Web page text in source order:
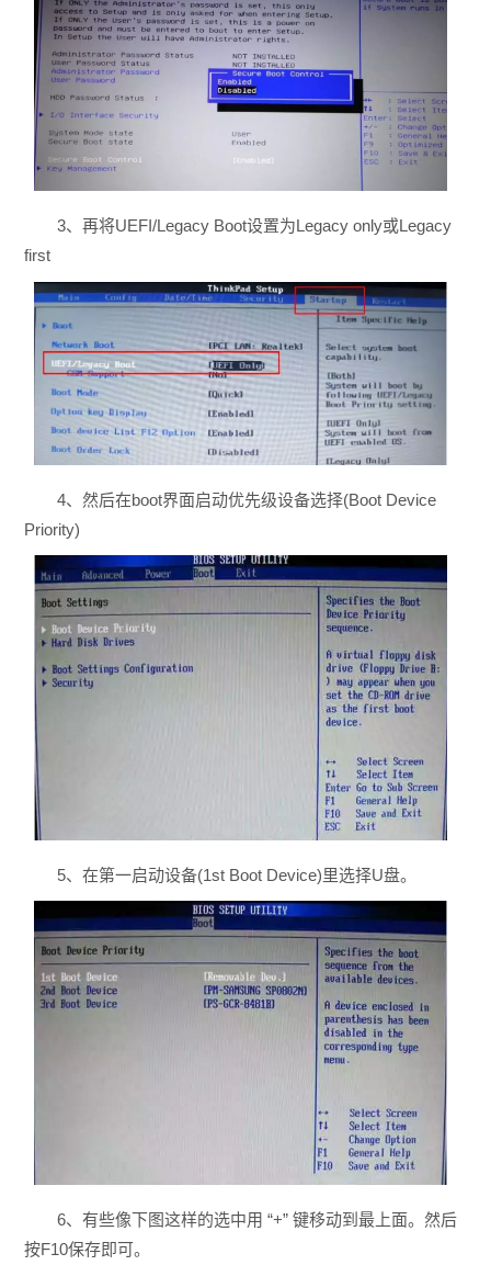
3、再将UEFI/Legacy Boot设置为Legacy only或Legacy
first
4、然后在boot界面启动优先级设备选择(Boot Device
Priority)
5、在第一启动设备(1st Boot Device)里选择U盘。
6、有些像下图这样的选中用 “+” 键移动到最上面。然后
按F10保存即可。